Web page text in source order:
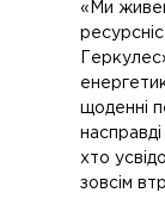
«Ми
щоденні
хто
зовсім